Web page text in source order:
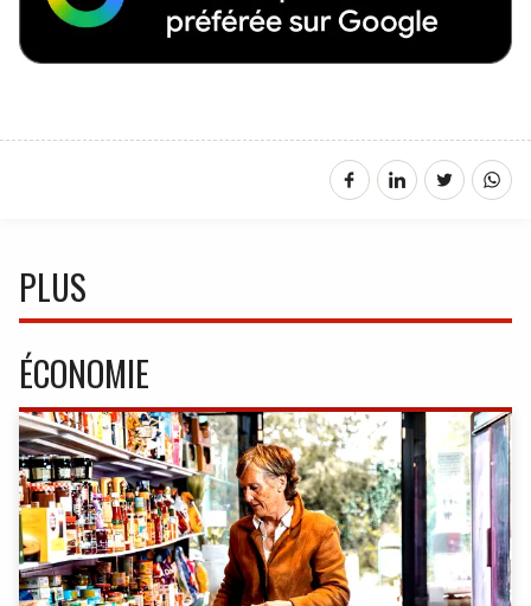
PLUS
ÉCONOMIE